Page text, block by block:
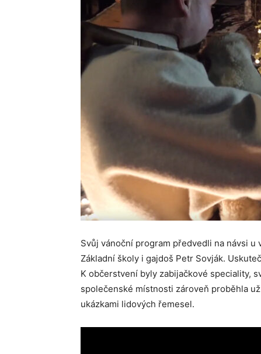
Svůj vánoční program předvedli na návsi
Základní školy i gajdoš Petr Sovják.
K občerstvení byly zabijačkové speciality,
společenské místnosti zároveň proběhla
ukázkami lidových řemesel.